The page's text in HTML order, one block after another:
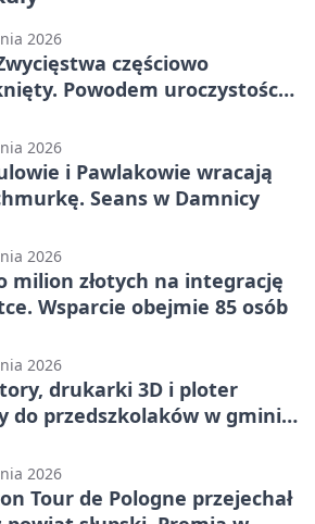
2026
częściowo
Powodem uroczystości
2026
i Pawlakowie wracają
Seans w Damnicy
2026
milion złotych na integrację
Wsparcie obejmie 85 osób
2026
drukarki 3D i ploter
do przedszkolaków w gminie
2026
Tour de Pologne przejechał